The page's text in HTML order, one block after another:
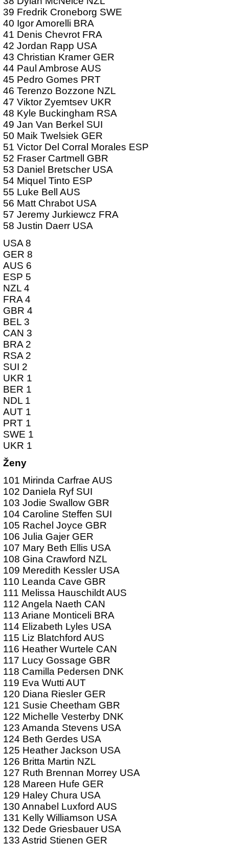
39 Fredrik Croneborg SWE
40 Igor Amorelli BRA
41 Denis Chevrot FRA
42 Jordan Rapp USA
43 Christian Kramer GER
44 Paul Ambrose AUS
45 Pedro Gomes PRT
46 Terenzo Bozzone NZL
47 Viktor Zyemtsev UKR
48 Kyle Buckingham RSA
49 Jan Van Berkel SUI
50 Maik Twelsiek GER
51 Victor Del Corral Morales ESP
52 Fraser Cartmell GBR
53 Daniel Bretscher USA
54 Miquel Tinto ESP
55 Luke Bell AUS
56 Matt Chrabot USA
57 Jeremy Jurkiewcz FRA
58 Justin Daerr USA
USA 8
GER 8
AUS 6
ESP 5
NZL 4
FRA 4
GBR 4
BEL 3
CAN 3
BRA 2
RSA 2
SUI 2
UKR 1
BER 1
NDL 1
AUT 1
PRT 1
SWE 1
UKR 1
Ženy
101 Mirinda Carfrae AUS
102 Daniela Ryf SUI
103 Jodie Swallow GBR
104 Caroline Steffen SUI
105 Rachel Joyce GBR
106 Julia Gajer GER
107 Mary Beth Ellis USA
108 Gina Crawford NZL
109 Meredith Kessler USA
110 Leanda Cave GBR
111 Melissa Hauschildt AUS
112 Angela Naeth CAN
113 Ariane Monticeli BRA
114 Elizabeth Lyles USA
115 Liz Blatchford AUS
116 Heather Wurtele CAN
117 Lucy Gossage GBR
118 Camilla Pedersen DNK
119 Eva Wutti AUT
120 Diana Riesler GER
121 Susie Cheetham GBR
122 Michelle Vesterby DNK
123 Amanda Stevens USA
124 Beth Gerdes USA
125 Heather Jackson USA
126 Britta Martin NZL
127 Ruth Brennan Morrey USA
128 Mareen Hufe GER
129 Haley Chura USA
130 Annabel Luxford AUS
131 Kelly Williamson USA
132 Dede Griesbauer USA
133 Astrid Stienen GER